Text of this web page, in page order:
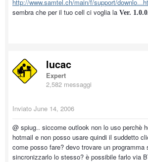
http://www.samtel.ch/main/f/support/
sembra che per il tuo cell ci voglia la Ver.
lucac
Expert
2,582 messaggi
Inviato June 14, 2006
@ spiug.. siccome outlook non lo uso perchè
hotmail e non posso usare quindi il suddetto
come posso fare? devo trovare un programma
sincronizzarlo lo stesso? è possibile farlo via